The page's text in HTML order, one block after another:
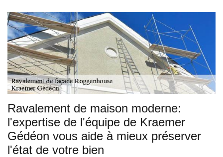
Ravalement de maison moderne:
l'expertise de l'équipe de Kraemer
Gédéon vous aide à mieux préserver
l'état de votre bien